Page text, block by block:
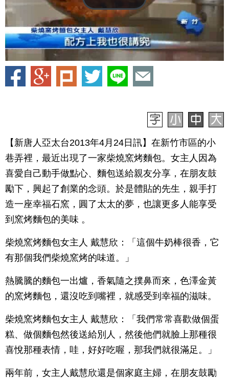
【新唐人亞太台2013年4月24日訊】在新竹市區的小
巷弄裡，最近出現了一家柴燒窯烤麵包。女主人因為
喜愛自己動手做點心、麵包送給親友分享，在朋友鼓
勵下，興起了創業的念頭。於是體貼的先生，親手打
造一座幸福石窯，圓了太太的夢，也讓更多人能享受
到窯烤麵包的美味 。
柴燒窯烤麵包女主人 戴慧欣：「這個牛奶棒很香，它
有那個我們柴燒窯烤的味道。」
熱騰騰的麵包一出爐，香氣隨之撲鼻而來，色澤金黃
的窯烤麵包，還沒吃到嘴裡，就感受到幸福的滋味。
柴燒窯烤麵包女主人 戴慧欣：「我們常常喜歡做個蛋
糕、做個麵包然後送給別人，然後他們就臉上那種很
喜悅那種表情，哇，好好吃喔，那我們就很滿足。」
兩年前，女主人戴慧欣還是個家庭主婦，在朋友鼓勵